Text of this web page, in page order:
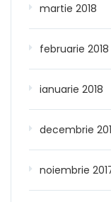
martie 2018
februarie 2018
ianuarie 2018
decembrie
noiembrie